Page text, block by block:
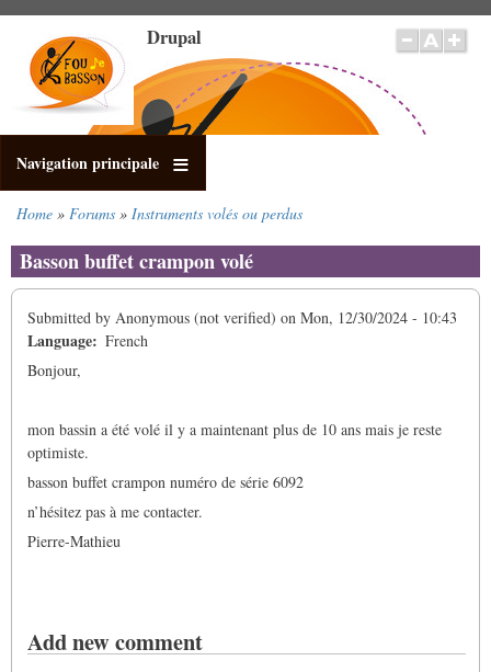
main
content
Drupal
Navigation principale
Home Forums Instruments volés ou perdus
Basson buffet crampon volé
Submitted by Anonymous (not verified) on Mon, 12/30/2024 - 10:43
Language
French
Bonjour,
mon bassin a été volé il y a maintenant plus de 10 ans mais je reste
optimiste.
basson buffet crampon numéro de série 6092
n’hésitez pas à me contacter.
Pierre-Mathieu
Add new comment